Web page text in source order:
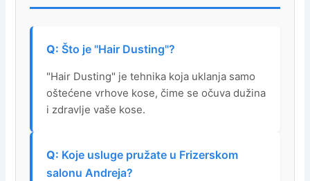
Što je "Hair Dusting"?
"Hair Dusting" je tehnika koja uklanja samo
oštećene vrhove kose, čime se očuva dužina
i zdravlje vaše kose.
Koje usluge pružate u Frizerskom
salonu Andreja?